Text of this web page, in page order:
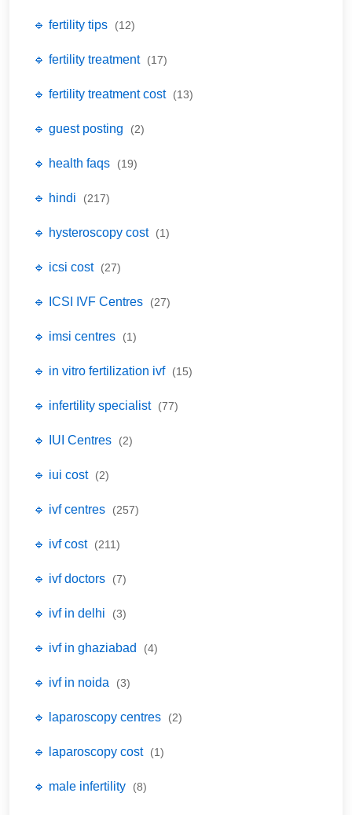
🔹 fertility tips (12)
🔹 fertility treatment (17)
🔹 fertility treatment cost (13)
🔹 guest posting (2)
🔹 health faqs (19)
🔹 hindi (217)
🔹 hysteroscopy cost (1)
🔹 icsi cost (27)
🔹 ICSI IVF Centres (27)
🔹 imsi centres (1)
🔹 in vitro fertilization ivf (15)
🔹 infertility specialist (77)
🔹 IUI Centres (2)
🔹 iui cost (2)
🔹 ivf centres (257)
🔹 ivf cost (211)
🔹 ivf doctors (7)
🔹 ivf in delhi (3)
🔹 ivf in ghaziabad (4)
🔹 ivf in noida (3)
🔹 laparoscopy centres (2)
🔹 laparoscopy cost (1)
🔹 male infertility (8)